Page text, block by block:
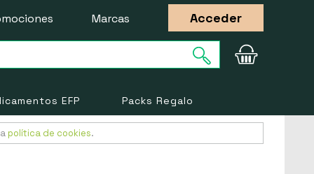
Marcas Acceder
EFP Packs Regalo
política de cookies.